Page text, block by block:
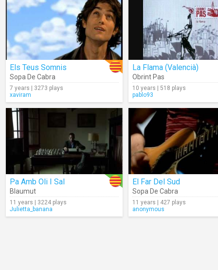
Els Teus Somnis
Sopa De Cabra
7 years | 3273 plays
xaviram
La Flama (Valencià)
Obrint Pas
10 years | 518 plays
pablo93
Pa Amb Oli I Sal
Blaumut
11 years | 3224 plays
Julietta_banana
El Far Del Sud
Sopa De Cabra
11 years | 427 plays
anonymous